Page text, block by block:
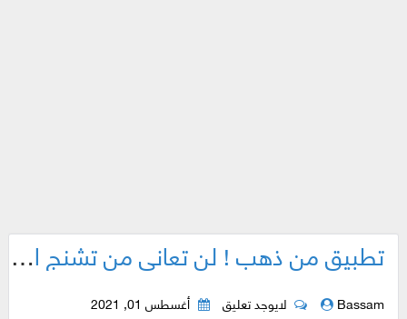
تطبيق من ذهب ! لن تعاني من تشنج الانترنيت وبطئه عند استعمال هذا المتصفح
Bassam لايوجد تعليق أغسطس 01, 2021